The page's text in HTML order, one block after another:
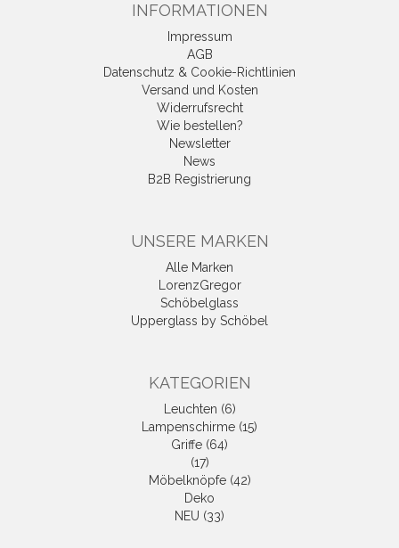
INFORMATIONEN
Impressum
AGB
Datenschutz & Cookie-Richtlinien
Versand und Kosten
Widerrufsrecht
Wie bestellen?
Newsletter
News
B2B Registrierung
UNSERE MARKEN
Alle Marken
LorenzGregor
Schöbelglass
Upperglass by Schöbel
KATEGORIEN
Leuchten (6)
Lampenschirme (15)
Griffe (64)
(17)
Möbelknöpfe (42)
Deko
NEU (33)